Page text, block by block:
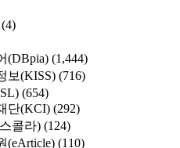
(4)
(DBpia) (1,444)
보(KISS) (716)
(654)
단(KCI) (292)
콜라) (124)
(eArticle) (110)